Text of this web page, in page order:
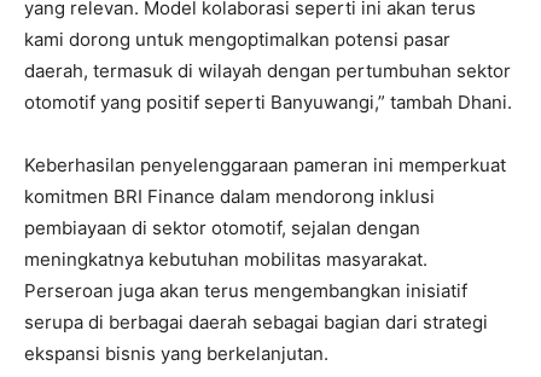
yang relevan. Model kolaborasi seperti ini akan terus
kami dorong untuk mengoptimalkan potensi pasar
daerah, termasuk di wilayah dengan pertumbuhan sektor
otomotif yang positif seperti Banyuwangi,” tambah Dhani.
Keberhasilan penyelenggaraan pameran ini memperkuat
komitmen BRI Finance dalam mendorong inklusi
pembiayaan di sektor otomotif, sejalan dengan
meningkatnya kebutuhan mobilitas masyarakat.
Perseroan juga akan terus mengembangkan inisiatif
serupa di berbagai daerah sebagai bagian dari strategi
ekspansi bisnis yang berkelanjutan.